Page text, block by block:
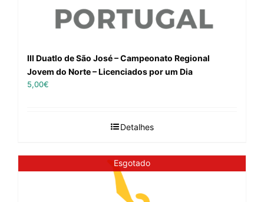
III Duatlo de São José – Campeonato Regional
Jovem do Norte – Licenciados por um Dia
5,00€
Detalhes
Esgotado